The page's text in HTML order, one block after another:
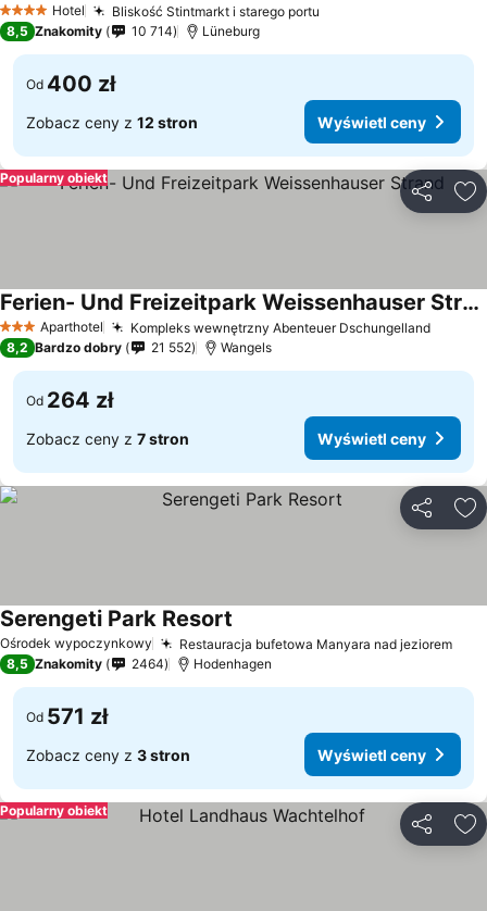
4 KategoriaHotel Bliskość Stintmarkt i starego portu
8,5 Znakomity 10 714 Lüneburg
Od 400 zł
Zobacz ceny z 12 stron Wyświetl ceny
Popularny obiekt
3 KategoriaAparthotel Kompleks wewnętrzny Abenteuer Dschungelland
Ferien- Und Freizeitpark Weissenhauser Strand
Wyświetl ceny
8,2 Bardzo dobry 21 552 Wangels
Od 264 zł
Zobacz ceny z 7 stron Wyświetl ceny
Ośrodek wypoczynkowy Restauracja bufetowa Manyara nad jeziorem
Serengeti Park Resort
8,5 Znakomity 2464 Hodenhagen
Od 571 zł
Zobacz ceny z 3 stron Wyświetl ceny
Popularny obiekt